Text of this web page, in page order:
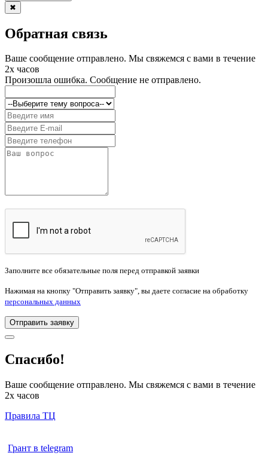
Формула сна
огромный выбор качественной мебели – мягкая мебель,
безумно приятные цены с высоким уровнем сервиса
корпусной мебели, гардеробных систем.
✖
Обратная связь
Ваше сообщение отправлено. Мы свяжемся с вами в течение
2х часов
Произошла ошибка. Сообщение не отправлено.
Заполните все обязательные поля перед отправкой заявки
Нажимая на кнопку "Отправить заявку", вы даете согласие на обработку
персональных данных
Отправить заявку
Спасибо!
Ваше сообщение отправлено. Мы свяжемся с вами в течение
2х часов
Правила ТЦ
Грант в telegram